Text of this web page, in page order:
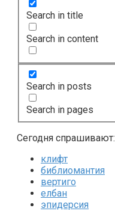
Search in title
Search in content
Search in posts
Search in pages
Сегодня спрашивают:
клифт
библиомантия
вертиго
елбан
эпидерсия